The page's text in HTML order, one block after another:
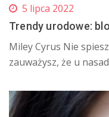
5 lipca 2022
Trendy urodowe:
Miley Cyrus Nie
zauważysz, że u